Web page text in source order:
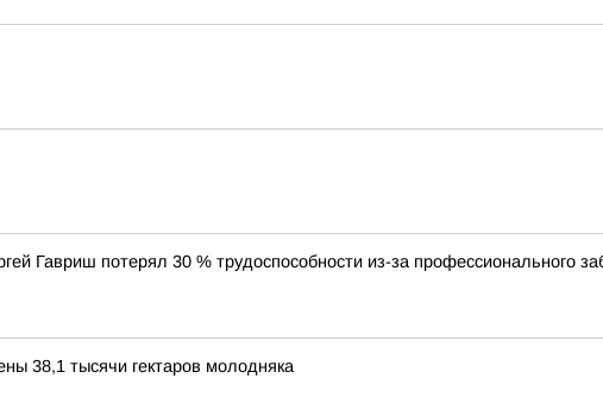
Гавриш потерял 30 % трудоспособности из-за профессионального
38,1 тысячи гектаров молодняка